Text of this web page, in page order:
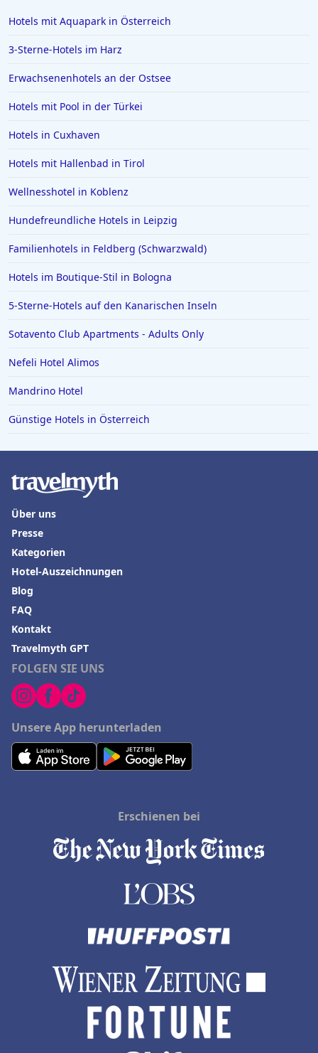
Hotels in Lissabon
Hotels in Madrid
Hotels in Wyk auf Föhr
Hotels in Bad Bramstedt
Hotels in Iserlohn
Hotels in Norden
Hotels mit Aquapark in Österreich
3-Sterne-Hotels im Harz
Erwachsenenhotels an der Ostsee
Hotels mit Pool in der Türkei
Hotels in Cuxhaven
Hotels mit Hallenbad in Tirol
Wellnesshotel in Koblenz
Hundefreundliche Hotels in Leipzig
Familienhotels in Feldberg (Schwarzwald)
Hotels im Boutique-Stil in Bologna
5-Sterne-Hotels auf den Kanarischen Inseln
Sotavento Club Apartments - Adults Only
Nefeli Hotel Alimos
Mandrino Hotel
Günstige Hotels in Österreich
FOLGEN SIE UNS
Unsere App herunterladen
Über uns
Presse
Kategorien
Hotel-Auszeichnungen
Blog
FAQ
Kontakt
Travelmyth GPT
Erschienen bei